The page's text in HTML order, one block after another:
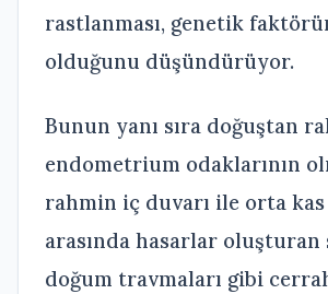
rastlanması, genetik
olduğunu düşündürüyor.
Bunun yanı sıra doğuştan
endometrium odaklarının
rahmin iç duvarı ile orta kas
arasında hasarlar oluşturan
doğum travmaları gibi